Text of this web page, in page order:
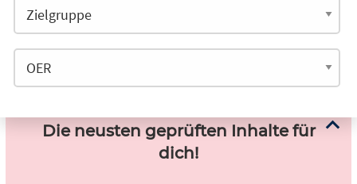
Die neusten geprüften Inhalte für
dich!